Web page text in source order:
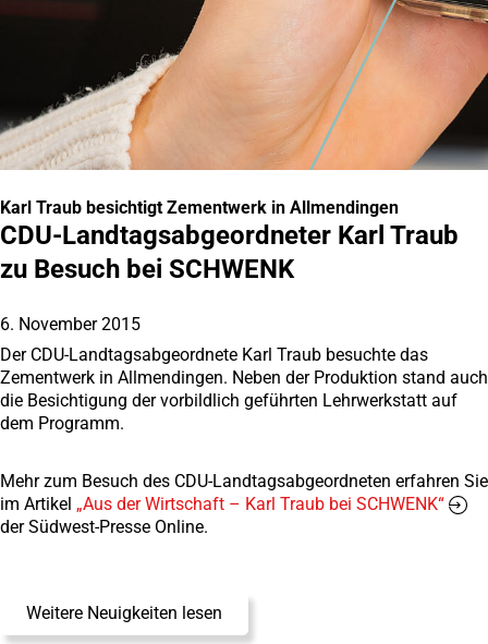
Karl Traub besichtigt Zementwerk in Allmendingen
CDU-Landtagsabgeordneter Karl Traub
zu Besuch bei SCHWENK
6. November 2015
Der CDU-Landtagsabgeordnete Karl Traub besuchte das
Zementwerk in Allmendingen. Neben der Produktion stand auch
die Besichtigung der vorbildlich geführten Lehrwerkstatt auf
dem Programm.
Mehr zum Besuch des CDU-Landtagsabgeordneten erfahren Sie
im Artikel „Aus der Wirtschaft – Karl Traub bei SCHWENK“
der Südwest-Presse Online.
Weitere Neuigkeiten lesen